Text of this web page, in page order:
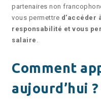
partenaires non
vous permettre d’accéder
responsabilité et vous
salaire .
Comment
aujourd’hui ?